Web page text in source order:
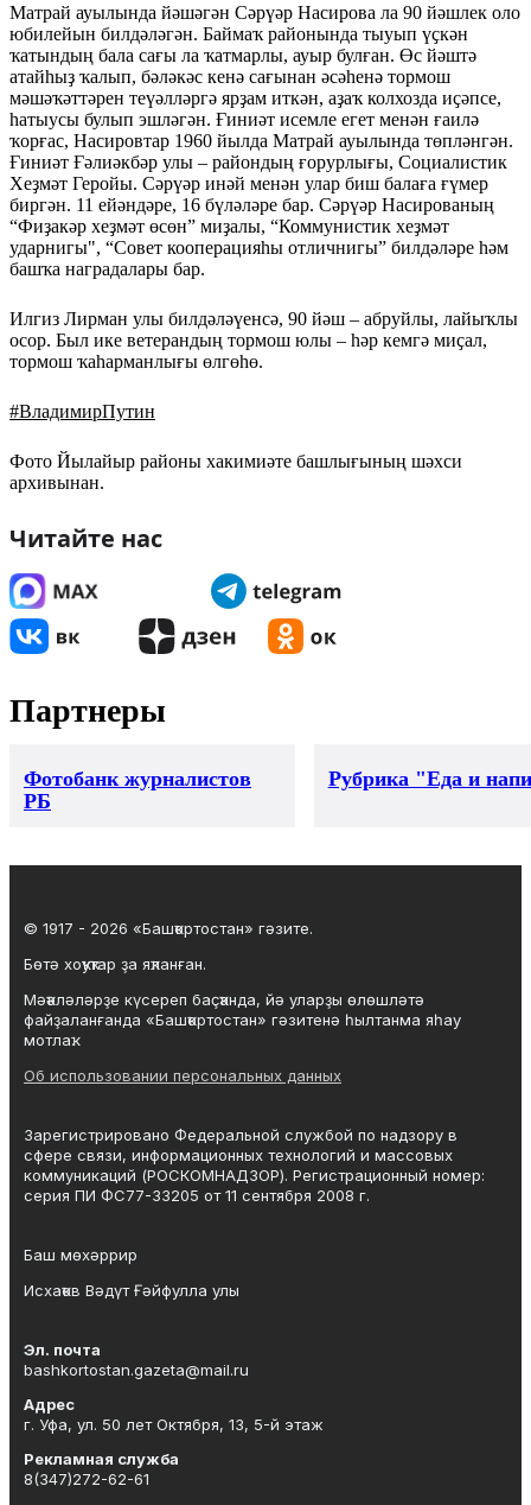
Матрай ауылында йәшәгән Сәрүәр Насирова ла 90 йәшлек оло
юбилейын билдәләгән. Баймаҡ районында тыуып үҫкән
ҡатындың бала сағы ла ҡатмарлы, ауыр булған. Өс йәштә
атайһыҙ ҡалып, бәләкәс кенә сағынан әсәһенә тормош
мәшәҡәттәрен теүәлләргә ярҙам иткән, аҙаҡ колхозда иҫәпсе,
һатыусы булып эшләгән. Ғиниәт исемле егет менән ғаилә
ҡорғас, Насировтар 1960 йылда Матрай ауылында төпләнгән.
Ғиниәт Ғәлиәкбәр улы – райондың ғорурлығы, Социалистик
Хеҙмәт Геройы. Сәрүәр инәй менән улар биш балаға ғүмер
биргән. 11 ейәндәре, 16 бүләләре бар. Сәрүәр Насированың
“Фиҙакәр хеҙмәт өсөн” миҙалы, “Коммунистик хеҙмәт
ударнигы", “Совет кооперацияһы отличнигы” билдәләре һәм
башҡа наградалары бар.
Илгиз Лирман улы билдәләүенсә, 90 йәш – абруйлы, лайыҡлы
осор. Был ике ветерандың тормош юлы – һәр кемгә миҫал,
тормош ҡаһарманлығы өлгөһө.
#ВладимирПутин
Фото Йылайыр районы хакимиәте башлығының шәхси
архивынан.
Читайте нас
Партнеры
Фотобанк журналистов
РБ
Рубрика "Еда и
© 1917 - 2026 «Башҡортостан» гәзите.
Бөтә хоҡуҡтар ҙа яҡланған.
Мәҡәләләрҙе күсереп баҫҡанда, йә уларҙы өлөшләтә
файҙаланғанда «Башҡортостан» гәзитенә һылтанма яһау
мотлаҡ.
Об использовании персональных данных
Зарегистрировано Федеральной службой по надзору в
сфере связи, информационных технологий и массовых
коммуникаций (РОСКОМНАДЗОР). Регистрационный номер:
серия ПИ ФС77-33205 от 11 сентября 2008 г.
Баш мөхәррир
Исхаҡов Вәдүт Ғәйфулла улы
Эл. почта
bashkortostan.gazeta@mail.ru
Адрес
г. Уфа, ул. 50 лет Октября, 13, 5-й этаж
Рекламная служба
8(347)272-62-61